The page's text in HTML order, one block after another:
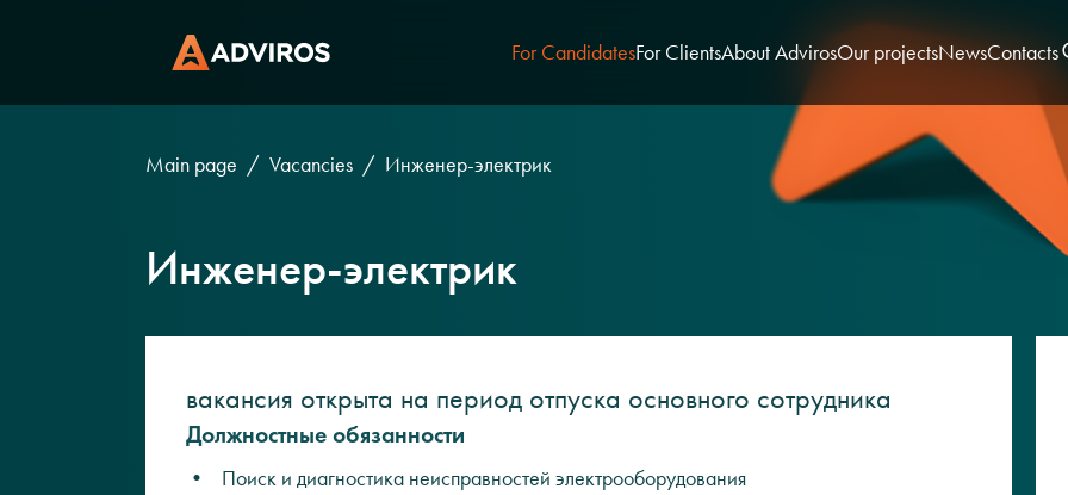
For CandidatesFor ClientsAbout AdvirosOur projectsNewsContacts
Main page Vacancies Инженер-электрик
Инженер-электрик
вакансия открыта на период отпуска основного сотрудника
Должностные обязанности
• Поиск и диагностика неисправностей электрооборудования